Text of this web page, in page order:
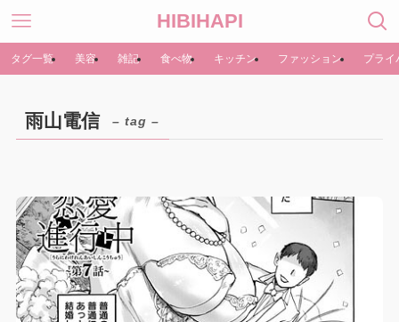
HIBIHAPI
タグ一覧 美容 雑記 食べ物 キッチン ファッション プライ
雨山電信 – tag –